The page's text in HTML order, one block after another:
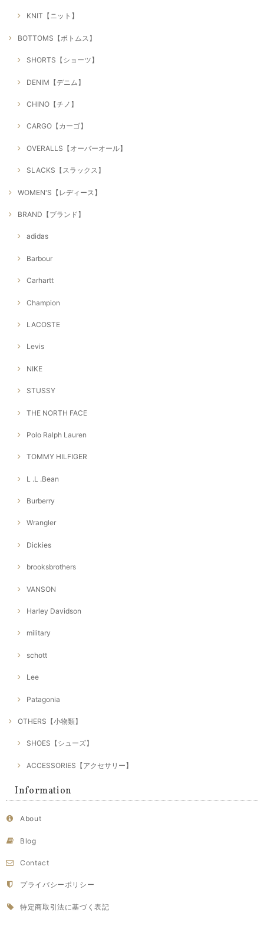
KNIT【ニット】
BOTTOMS【ボトムス】
SHORTS【ショーツ】
DENIM【デニム】
CHINO【チノ】
CARGO【カーゴ】
OVERALLS【オーバーオール】
SLACKS【スラックス】
WOMEN'S【レディース】
BRAND【ブランド】
adidas
Barbour
Carhartt
Champion
LACOSTE
Levis
NIKE
STUSSY
THE NORTH FACE
Polo Ralph Lauren
TOMMY HILFIGER
L .L .Bean
Burberry
Wrangler
Dickies
brooksbrothers
VANSON
Harley Davidson
military
schott
Lee
Patagonia
OTHERS【小物類】
SHOES【シューズ】
ACCESSORIES【アクセサリー】
Information
About
Blog
Contact
プライバシーポリシー
特定商取引法に基づく表記